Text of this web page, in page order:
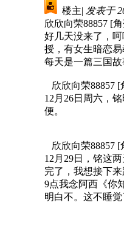
楼主| 发表于
欣欣向荣88857 [
好几天没来了，
授，有女生暗恋
每天是一篇三国
欣欣向荣88857 [
12月26日周六，
便。
欣欣向荣88857 [
12月29日，铭这
完了，我想接下
9点我念阿西《你
明白不。这不睡觉